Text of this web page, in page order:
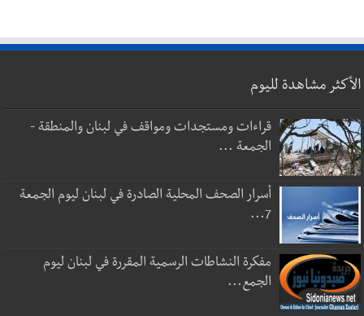
الأكثر مشاهدة لليوم
قراءات ومستجدات ومواقف في لبنان والمنطقة -
الجمعة ...
أسرار الصحف المحلية الصادرة في لبنان ليوم الجمعة
7...
مفكرة النشاطات الرسمية المقررة في لبنان ليوم
الجمع...